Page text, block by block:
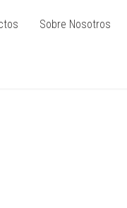
Sobre Nosotros